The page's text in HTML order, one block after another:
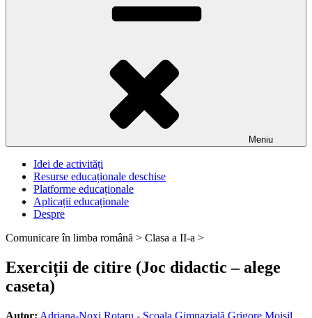
Meniu
Idei de activități
Resurse educaționale deschise
Platforme educaționale
Aplicații educaționale
Despre
Comunicare în limba română > Clasa a II-a >
Exerciții de citire (Joc didactic – alege
caseta)
Autor: Adriana-Noxi Rotaru - Școala Gimnazială Grigore Moisil,